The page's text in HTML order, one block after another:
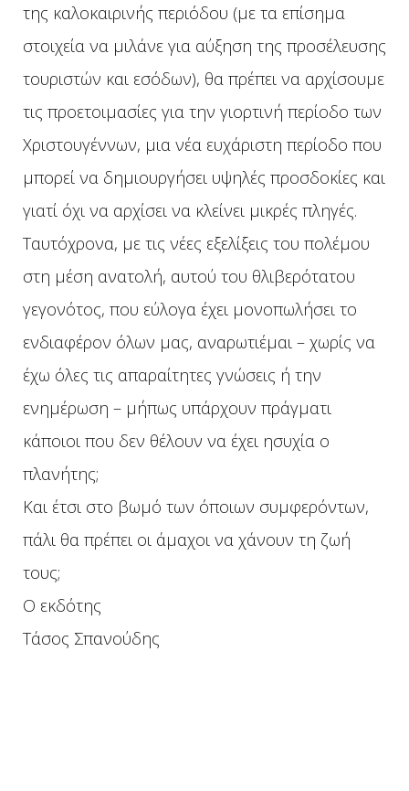
της καλοκαιρινής περιόδου (με τα επίσημα
στοιχεία να μιλάνε για αύξηση της προσέλευσης
τουριστών και εσόδων), θα πρέπει να αρχίσουμε
τις προετοιμασίες για την γιορτινή περίοδο των
Χριστουγέννων, μια νέα ευχάριστη περίοδο που
μπορεί να δημιουργήσει υψηλές προσδοκίες και
γιατί όχι να αρχίσει να κλείνει μικρές πληγές.
Ταυτόχρονα, με τις νέες εξελίξεις του πολέμου
στη μέση ανατολή, αυτού του θλιβερότατου
γεγονότος, που εύλογα έχει μονοπωλήσει το
ενδιαφέρον όλων μας, αναρωτιέμαι – χωρίς να
έχω όλες τις απαραίτητες γνώσεις ή την
ενημέρωση – μήπως υπάρχουν πράγματι
κάποιοι που δεν θέλουν να έχει ησυχία ο
πλανήτης;
Και έτσι στο βωμό των όποιων συμφερόντων,
πάλι θα πρέπει οι άμαχοι να χάνουν τη ζωή
τους;
Ο εκδότης
Τάσος Σπανούδης